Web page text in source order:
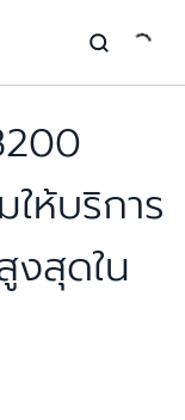
ห้บริการ
งสุดใน